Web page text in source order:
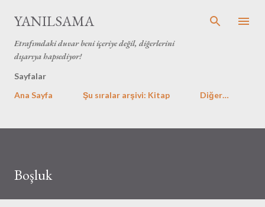
YANILSAMA
Etrafımdaki duvar beni içeriye değil, diğerlerini
dışarıya hapsediyor!
Sayfalar
Ana Sayfa
Şu sıralar arşivi: Kitap Diğer…
Boşluk